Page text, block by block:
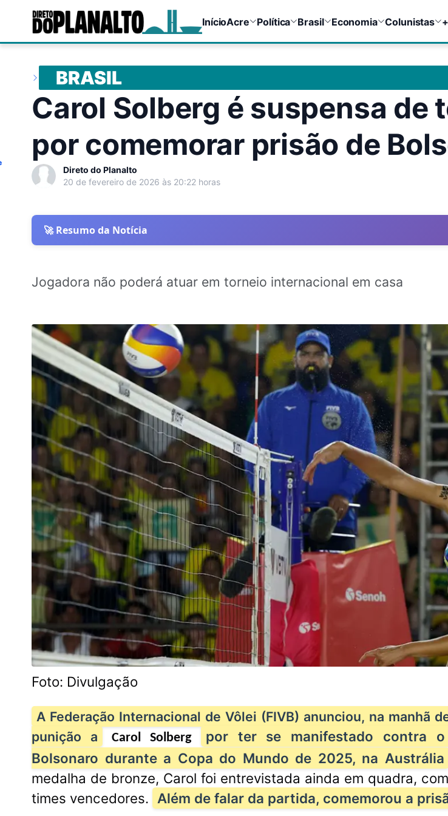
InícioAcre Política Brasil Economia Colunistas +
BRASIL
Carol Solberg é suspensa de
por comemorar prisão de
Direto do Planalto
20 de fevereiro de 2026 às 20:22 horas
🚀 Resumo da Notícia
Jogadora não poderá atuar em torneio internacional em casa
Foto: Divulgação
A Federação Internacional de Vôlei (FIVB) anunciou, na manhã
punição a
Carol Solberg
por ter se manifestado contra o
Bolsonaro durante a Copa do Mundo de 2025, na Austrália
medalha de bronze, Carol foi entrevistada ainda em quadra,
times vencedores. Além de falar da partida, comemorou a